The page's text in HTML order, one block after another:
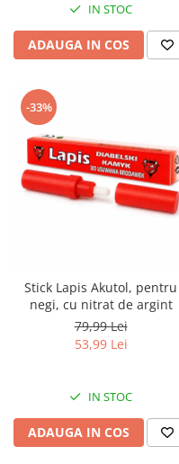
IN STOC
ADAUGA IN COS
-33%
Stick Lapis Akutol, pentru
negi, cu nitrat de argint
79,99 Lei
53,99 Lei
IN STOC
ADAUGA IN COS